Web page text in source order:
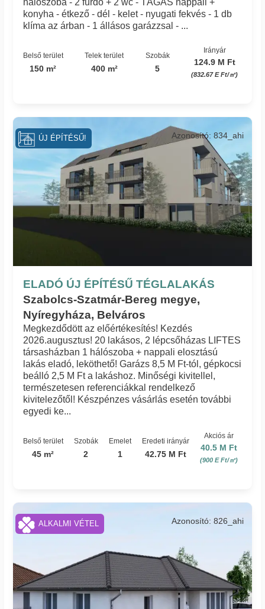
hálószoba - 2 fürdő + 2 wc - TÁGAS nappali +
konyha - étkező - dél - kelet - nyugati fekvés - 1 db
klíma az árban - 1 állásos garázzsal - ...
Belső terület
150 m²
Telek terület
400 m²
Szobák
5
Irányár
124.9 M Ft
(832.67 E Ft/㎡)
ELADÓ ÚJ ÉPÍTÉSŰ TÉGLALAKÁS
Szabolcs-Szatmár-Bereg megye,
Nyíregyháza, Belváros
Azonosító: 834_ahi
Megkezdődött az előértékesítés! Kezdés
2026.augusztus! 20 lakásos, 2 lépcsőházas LIFTES
társasházban 1 hálószoba + nappali elosztású
lakás eladó, leköthető! Garázs 8,5 M Ft-tól, gépkocsi
beálló 2,5 M Ft a lakáshoz. Minőségi kivitellel,
természetesen referenciákkal rendelkező
kivitelezőtől! Készpénzes vásárlás esetén további
egyedi ke...
Belső terület
45 m²
Szobák
2
Emelet
1
Eredeti irányár
42.75 M Ft
Akciós ár
40.5 M Ft
(900 E Ft/㎡)
ÚJ ÉPÍTÉSŰ!
Azonosító: 826_ahi
ALKALMI VÉTEL